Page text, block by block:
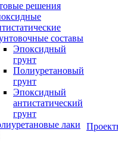
решения
составы
Эпоксидный
грунт
Полиуретановый
грунт
Эпоксидный
антистатический
грунт
лаки